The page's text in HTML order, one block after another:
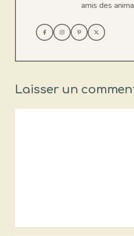
amis des
Laisser un